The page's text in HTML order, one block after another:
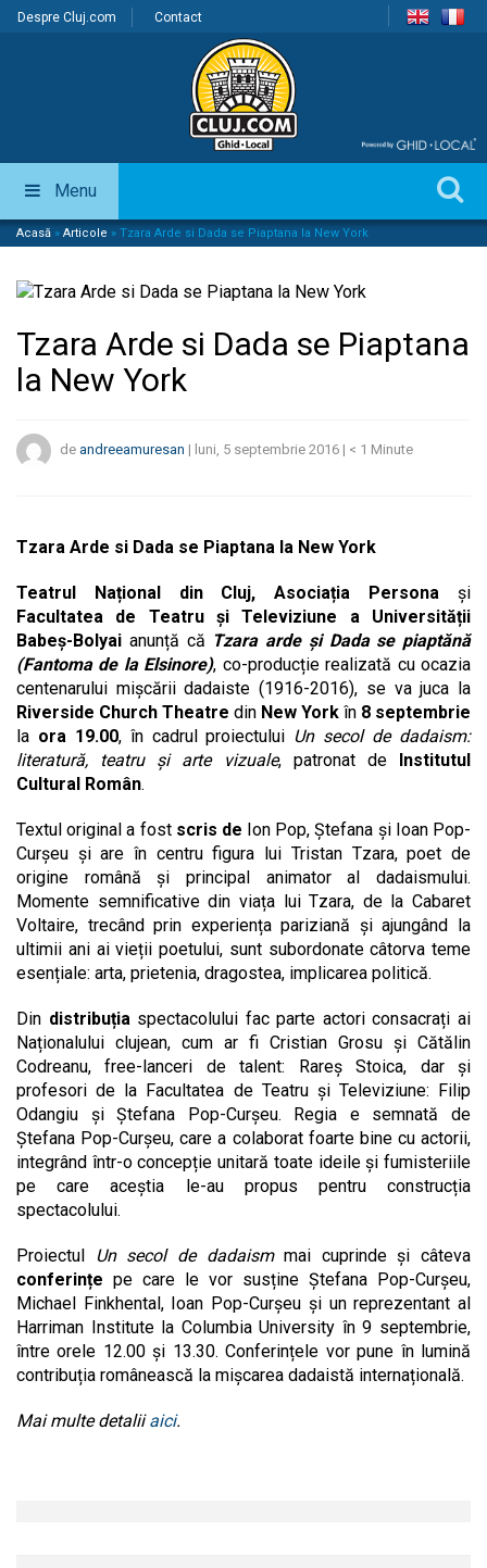
Despre Cluj.com Contact
Menu
Acasă » Articole » Tzara Arde si Dada se Piaptana la New York
Tzara Arde si Dada se Piaptana
la New York
de andreeamuresan | luni, 5 septembrie 2016 | < 1 Minute
Tzara Arde si Dada se Piaptana la New York
Teatrul Național din Cluj, Asociația Persona și
Facultatea de Teatru și Televiziune a Universității
Babeș-Bolyai anunță că Tzara arde și Dada se piaptănă
(Fantoma de la Elsinore), co-producție realizată cu ocazia
centenarului mișcării dadaiste (1916-2016), se va juca la
Riverside Church Theatre din New York în 8 septembrie
la ora 19.00, în cadrul proiectului Un secol de dadaism:
literatură, teatru și arte vizuale, patronat de Institutul
Cultural Român.
Textul original a fost scris de Ion Pop, Ștefana și Ioan Pop-
Curșeu și are în centru figura lui Tristan Tzara, poet de
origine română și principal animator al dadaismului.
Momente semnificative din viața lui Tzara, de la Cabaret
Voltaire, trecând prin experiența pariziană și ajungând la
ultimii ani ai vieții poetului, sunt subordonate câtorva teme
esențiale: arta, prietenia, dragostea, implicarea politică.
Din distribuțiaspectacolului fac parte actori consacrați ai
Naționalului clujean, cum ar fi Cristian Grosu și Cătălin
Codreanu, free-lanceri de talent: Rareș Stoica, dar și
profesori de la Facultatea de Teatru și Televiziune: Filip
Odangiu și Ștefana Pop-Curșeu. Regia e semnată de
Ștefana Pop-Curșeu, care a colaborat foarte bine cu actorii,
integrând într-o concepție unitară toate ideile și fumisteriile
pe care aceștia le-au propus pentru construcția
spectacolului.
Proiectul Un secol de dadaismmai cuprinde și câteva
conferințe pe care le vor susține Ștefana Pop-Curșeu,
Michael Finkhental, Ioan Pop-Curșeu și un reprezentant al
Harriman Institute la Columbia University în 9 septembrie,
între orele 12.00 și 13.30. Conferințele vor pune în lumină
contribuția românească la mișcarea dadaistă internațională.
Mai multe detaliiaici.